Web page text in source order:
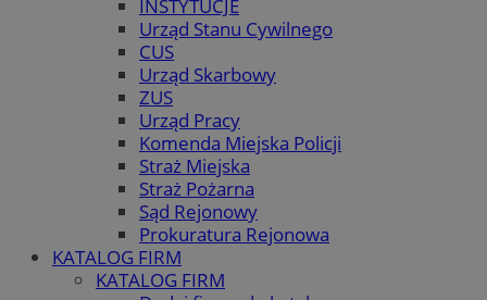
INSTYTUCJE
Urząd Stanu Cywilnego
CUS
Urząd Skarbowy
ZUS
Urząd Pracy
Komenda Miejska Policji
Straż Miejska
Straż Pożarna
Sąd Rejonowy
Prokuratura Rejonowa
KATALOG FIRM
KATALOG FIRM